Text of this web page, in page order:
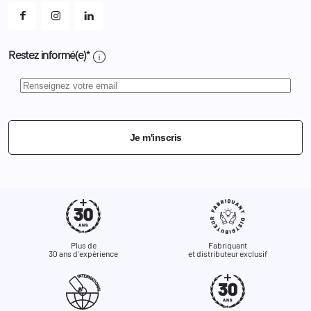
Restez informé(e)* info
Je m'inscris
Plus de
30 ans d'expérience
Fabriquant
et distributeur exclusif